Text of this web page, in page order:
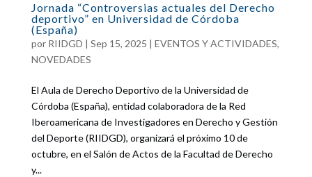
Jornada “Controversias actuales del Derecho
deportivo” en Universidad de Córdoba
(España)
por RIIDGD | Sep 15, 2025 | EVENTOS Y ACTIVIDADES,
NOVEDADES
El Aula de Derecho Deportivo de la Universidad de
Córdoba (España), entidad colaboradora de la Red
Iberoamericana de Investigadores en Derecho y Gestión
del Deporte (RIIDGD), organizará el próximo 10 de
octubre, en el Salón de Actos de la Facultad de Derecho
y...